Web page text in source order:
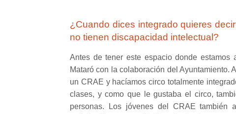
¿Cuando dices integrado quieres
no tienen discapacidad intelectual?
Antes de tener este espacio donde
Mataró con la colaboración del Ayuntamiento.
un CRAE y hacíamos circo totalmente
clases, y como que le gustaba el circo,
personas. Los jóvenes del CRAE